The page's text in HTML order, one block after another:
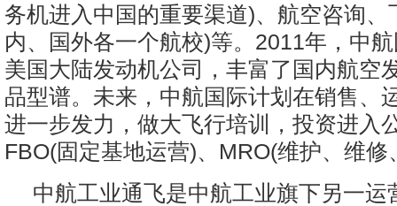
务机进入中国的重要渠道)、航空咨询、
内、国外各一个航校)等。2011年，中
美国大陆发动机公司，丰富了国内航空
品型谱。未来，中航国际计划在销售、
进一步发力，做大飞行培训，投资进入
FBO(固定基地运营)、MRO(维护、维修
中航工业通飞是中航工业旗下另一运